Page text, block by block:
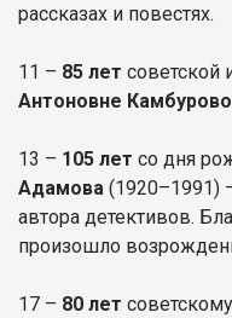
рассказах и повестях.
11 – 85 лет советской
Антоновне
13 – 105 лет со дня
Адамова (1920–1991)
автора детективов.
произошло
17 – 80 лет